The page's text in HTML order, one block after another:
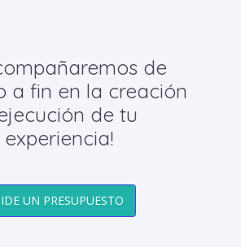
de
a fin en la creación
de tu
experiencia!
UN PRESUPUESTO